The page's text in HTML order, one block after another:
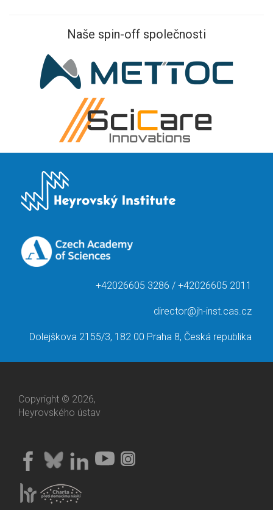
Naše spin-off společnosti
+42026605 3286 / +42026605 2011
director@jh-inst.cas.cz
Dolejškova 2155/3, 182 00 Praha 8, Česká republika
Copyright © 2026,
Heyrovského ústav